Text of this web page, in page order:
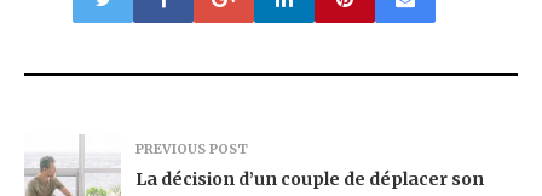
PREVIOUS POST
La décision d’un couple de déplacer son